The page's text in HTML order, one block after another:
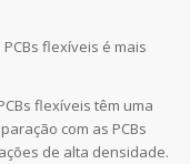
flexíveis é mais
flexíveis têm uma
com as PCBs
de alta densidade.